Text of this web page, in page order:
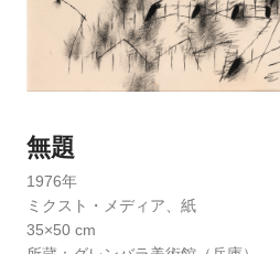
無題
1976年
ミクスト・メディア、紙
35×50 cm